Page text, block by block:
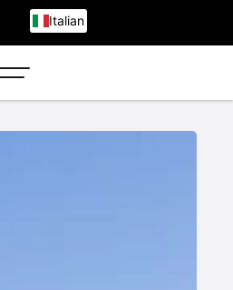
Italian